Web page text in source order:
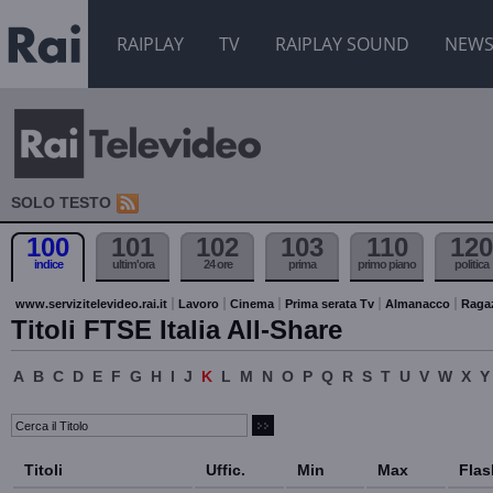
RAIPLAY TV RAIPLAY SOUND NEWS
SOLO TESTO
100
indice
101
ultim'ora
102
24 ore
103
prima
110
primo piano
120
politica
www.servizitelevideo.rai.it Lavoro Cinema Prima serata Tv Almanacco
Titoli FTSE Italia All-Share
A B C D E F G H I J K L M N O P Q R S T U V W X Y
Titoli Uffic. Min Max